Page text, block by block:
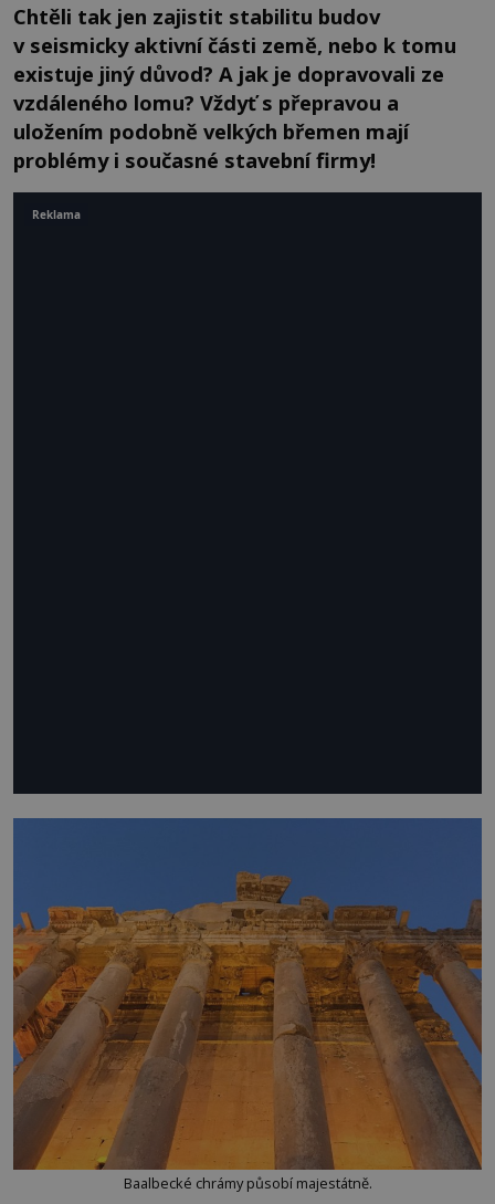
Chtěli tak jen zajistit stabilitu budov
v seismicky aktivní části země, nebo k tomu
existuje jiný důvod? A jak je dopravovali ze
vzdáleného lomu? Vždyť s přepravou a
uložením podobně velkých břemen mají
problémy i současné stavební firmy!
Baalbecké chrámy působí majestátně.
Reklama